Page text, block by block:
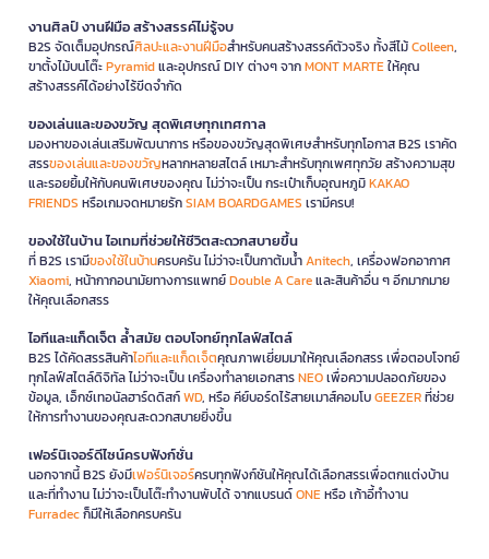
งานศิลป์ งานฝีมือ สร้างสรรค์ไม่รู้จบ
B2S จัดเต็มอุปกรณ์ศิลปะและงานฝีมือสำหรับคนสร้างสรรค์ตัวจริง ทั้งสีไม้Colleen,
ขาตั้งไม้บนโต๊ะPyramidและอุปกรณ์ DIY ต่างๆ จากMONT MARTEให้คุณ
สร้างสรรค์ได้อย่างไร้ขีดจำกัด
ของเล่นและของขวัญ สุดพิเศษทุกเทศกาล
มองหาของเล่นเสริมพัฒนาการ หรือของขวัญสุดพิเศษสำหรับทุกโอกาส B2S เราคัด
สรรของเล่นและของขวัญหลากหลายสไตล์ เหมาะสำหรับทุกเพศทุกวัย สร้างความสุข
และรอยยิ้มให้กับคนพิเศษของคุณ ไม่ว่าจะเป็น กระเป๋าเก็บอุณหภูมิKAKAO
FRIENDS หรือเกมจดหมายรักSIAM BOARDGAMES เรามีครบ!
ของใช้ในบ้าน ไอเทมที่ช่วยให้ชีวิตสะดวกสบายขึ้น
ที่ B2S เรามีของใช้ในบ้านครบครัน ไม่ว่าจะเป็นกาต้มน้ำAnitech, เครื่องฟอกอากาศ
Xiaomi, หน้ากากอนามัยทางการแพทย์Double A Careและสินค้าอื่น ๆ อีกมากมาย
ให้คุณเลือกสรร
ไอทีและแก็ดเจ็ต ล้ำสมัย ตอบโจทย์ทุกไลฟ์สไตล์
B2S ได้คัดสรรสินค้าไอทีและแก็ดเจ็ตคุณภาพเยี่ยมมาให้คุณเลือกสรร เพื่อตอบโจทย์
ทุกไลฟ์สไตล์ดิจิทัล ไม่ว่าจะเป็น เครื่องทำลายเอกสารNEOเพื่อความปลอดภัยของ
ข้อมูล, เอ็กซ์เทอนัลฮาร์ดดิสก์WD, หรือ คีย์บอร์ดไร้สายเมาส์คอมโบGEEZERที่ช่วย
ให้การทำงานของคุณสะดวกสบายยิ่งขึ้น
เฟอร์นิเจอร์ดีไซน์ครบฟังก์ชั่น
นอกจากนี้ B2S ยังมีเฟอร์นิเจอร์ครบทุกฟังก์ชันให้คุณได้เลือกสรรเพื่อตกแต่งบ้าน
และที่ทำงาน ไม่ว่าจะเป็นโต๊ะทำงานพับได้ จากแบรนด์ONEหรือ เก้าอี้ทำงาน
Furradecก็มีให้เลือกครบครัน